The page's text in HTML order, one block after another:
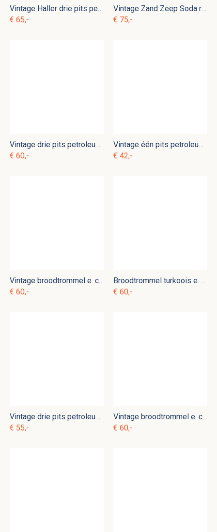
Vintage Haller drie pits petroleumstel e. dgn 3
€ 65,-
Vintage Zand Zeep Soda rek e. c 1
€ 75,-
Vintage drie pits petroleumstel e. ok 13
€ 60,-
Vintage één pits petroleumstel Beccon Doetinchem e. rg 2
€ 42,-
Vintage broodtrommel e. c 3
€ 60,-
Broodtrommel turkoois e. ok 12
€ 60,-
Vintage drie pits petroleumstel e. dgn 1
€ 55,-
Vintage broodtrommel e. c 5
€ 60,-